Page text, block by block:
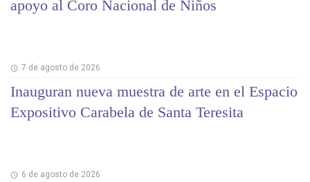
apoyo al Coro Nacional de Niños
7 de agosto de 2026
Inauguran nueva muestra de arte en el Espacio
Expositivo Carabela de Santa Teresita
6 de agosto de 2026